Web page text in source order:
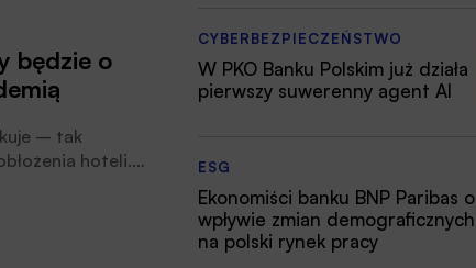
co drugi Polak
tys. zł. Jak
wyjeżdzający
będzie o
– tak
hoteli.
CYBERBEZPIECZEŃSTWO
W PKO Banku Polskim już działa
pierwszy suwerenny agent AI
ESG
Ekonomiści banku BNP Paribas o
wpływie zmian demograficznych
na polski rynek pracy